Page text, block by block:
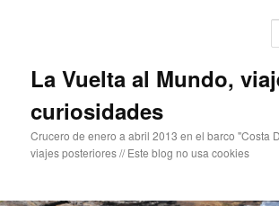
La Vuelta al Mundo,
curiosidades
Crucero de enero a abril 2013 en el barco "Costa
viajes posteriores // Este blog no usa cookies